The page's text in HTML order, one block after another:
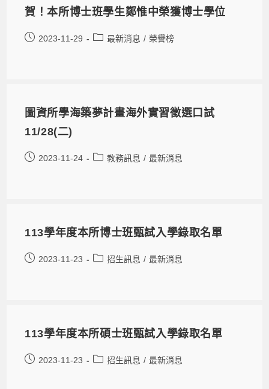
賀！本所博士班學生鄭惟中榮獲博士學位
2023-11-29 最新消息 / 榮譽榜
圖資所學海築夢計畫海外實習徵選口試
11/28(二)
2023-11-24 教務訊息 / 最新消息
113學年度本所博士班甄試入學錄取名單
2023-11-23 招生訊息 / 最新消息
113學年度本所碩士班甄試入學錄取名單
2023-11-23 招生訊息 / 最新消息